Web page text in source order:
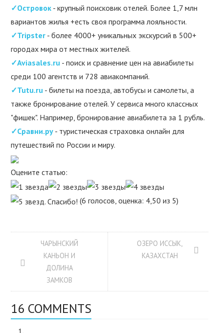
✓Островок - крупный поисковик отелей. Более 1,7 млн
вариантов жилья +есть своя программа лояльности.
✓Tripster - более 4000+ уникальных экскурсий в 500+
городах мира от местных жителей.
✓Aviasales.ru - поиск и сравнение цен на авиабилеты
среди 100 агентств и 728 авиакомпаний.
✓Tutu.ru - билеты на поезда, автобусы и самолеты, а
также бронирование отелей. У сервиса много классных
"фишек". Например, бронирование авиабилета за 1 рубль.
✓Сравни.ру - туристическая страховка онлайн для
путешествий по России и миру.
Оцените статью:
(6 голосов, оценка: 4,50 из 5)
ЧАРЫНСКИЙ
КАНЬОН И
ДОЛИНА
ЗАМКОВ
ОЗЕРО ИССЫК,
КАЗАХСТАН
16 COMMENTS